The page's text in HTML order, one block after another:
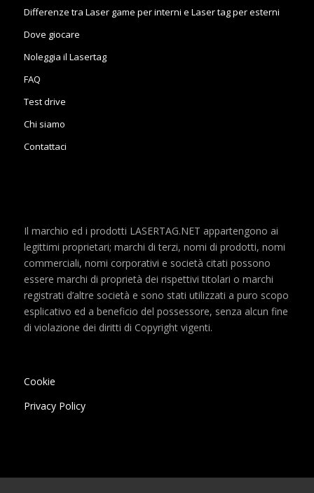
Differenze tra Laser game per interni e Laser tag per esterni
Dove giocare
Noleggia il Lasertag
FAQ
Test drive
Chi siamo
Contattaci
Il marchio ed i prodotti LASERTAG.NET appartengono ai
legittimi proprietari; marchi di terzi, nomi di prodotti, nomi
commerciali, nomi corporativi e società citati possono
essere marchi di proprietà dei rispettivi titolari o marchi
registrati d’altre società e sono stati utilizzati a puro scopo
esplicativo ed a beneficio del possessore, senza alcun fine
di violazione dei diritti di Copyright vigenti.
Cookie
Privacy Policy